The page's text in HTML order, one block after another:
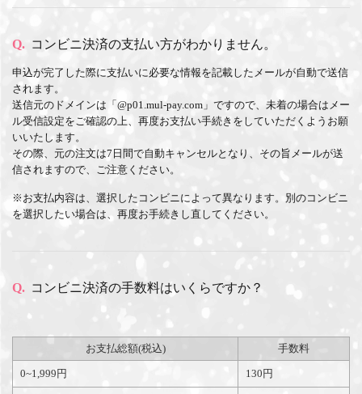
Q. コンビニ決済の支払い方がわかりません。
申込が完了した際に支払いに必要な情報を記載したメールが自動で送信
されます。
送信元のドメインは「@p01.mul-pay.com」ですので、未着の場合はメー
ル受信設定をご確認の上、再度お支払い手続きをしていただくようお願
いいたします。
その際、元の注文は7日間で自動キャンセルとなり、その旨メールが送
信されますので、ご注意ください。
※お支払内容は、選択したコンビニによって異なります。別のコンビニ
を選択したい場合は、再度お手続きし直してください。
Q. コンビニ決済の手数料はいくらですか？
お支払総額(税込) 手数料
0~1,999円 130円